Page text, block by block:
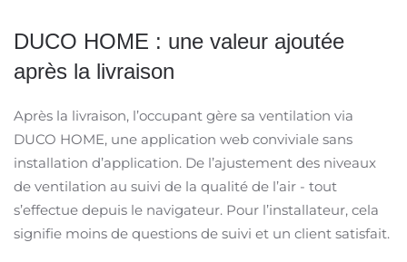
DUCO HOME : une valeur ajoutée
après la livraison
Après la livraison, l’occupant gère sa ventilation via
DUCO HOME, une application web conviviale sans
installation d’application. De l’ajustement des niveaux
de ventilation au suivi de la qualité de l’air - tout
s’effectue depuis le navigateur. Pour l’installateur, cela
signifie moins de questions de suivi et un client satisfait.